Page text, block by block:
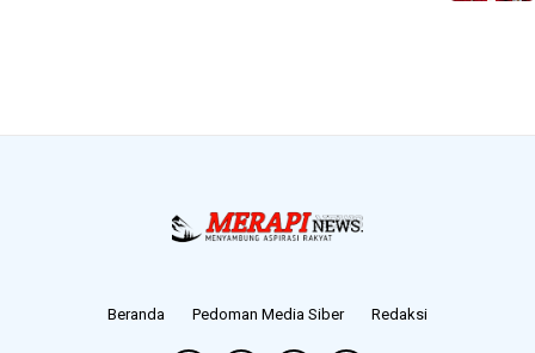
Beranda Pedoman Media Siber Redaksi